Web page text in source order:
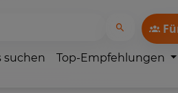
suchen Top-Empfehlungen